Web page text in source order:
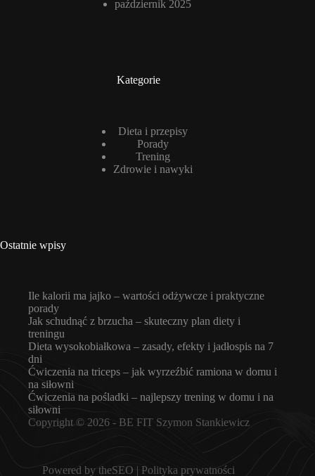
październik 2025
Kategorie
Dieta i przepisy
Porady
Trening
Zdrowie i nawyki
Ostatnie wpisy
Ile kalorii ma jajko – wartości odżywcze i praktyczne
porady
Jak schudnąć z brzucha – skuteczny plan diety i
treningu
Dieta wysokobiałkowa – zasady, efekty i jadłospis na 7
dni
Ćwiczenia na triceps – jak wyrzeźbić ramiona w domu i
na siłowni
Ćwiczenia na pośladki – najlepszy trening w domu i na
siłowni
Copyright © 2026 - BE FIT Szymon Stankiewicz
Powered bytheSEO | Polityka prywatności